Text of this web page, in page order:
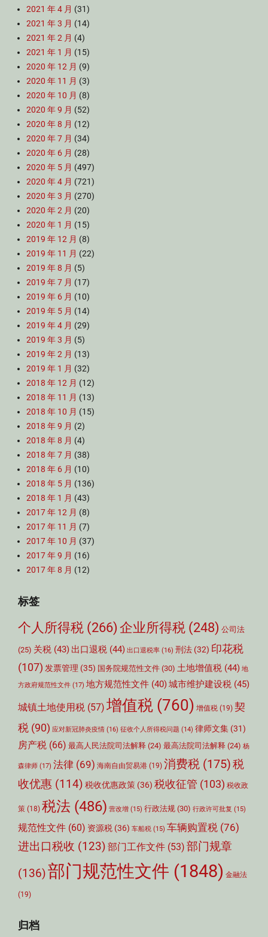
2021 年 4 月 (31)
2021 年 3 月 (14)
2021 年 2 月 (4)
2021 年 1 月 (15)
2020 年 12 月 (9)
2020 年 11 月 (3)
2020 年 10 月 (8)
2020 年 9 月 (52)
2020 年 8 月 (12)
2020 年 7 月 (34)
2020 年 6 月 (28)
2020 年 5 月 (497)
2020 年 4 月 (721)
2020 年 3 月 (270)
2020 年 2 月 (20)
2020 年 1 月 (15)
2019 年 12 月 (8)
2019 年 11 月 (22)
2019 年 8 月 (5)
2019 年 7 月 (17)
2019 年 6 月 (10)
2019 年 5 月 (14)
2019 年 4 月 (29)
2019 年 3 月 (5)
2019 年 2 月 (13)
2019 年 1 月 (32)
2018 年 12 月 (12)
2018 年 11 月 (13)
2018 年 10 月 (15)
2018 年 9 月 (2)
2018 年 8 月 (4)
2018 年 7 月 (38)
2018 年 6 月 (10)
2018 年 5 月 (136)
2018 年 1 月 (43)
2017 年 12 月 (8)
2017 年 11 月 (7)
2017 年 10 月 (37)
2017 年 9 月 (16)
2017 年 8 月 (12)
标签
个人所得税 (266) 企业所得税 (248) 公司法
(25) 关税 (43) 出口退税 (44) 出口退税率 (16) 刑法 (32) 印花税
(107) 发票管理 (35) 国务院规范性文件 (30) 土地增值税 (44) 地
方政府规范性文件 (17) 地方规范性文件 (40)城市维护建设税 (45)
城镇土地使用税 (57) 增值税 (760) 增值税 (19) 契
税 (90) 应对新冠肺炎疫情 (16) 征收个人所得税问题 (14) 律师文集 (31)
房产税 (66) 最高人民法院司法解释 (24) 最高法院司法解释 (24) 杨
森律师 (17) 法律 (69) 海南自由贸易港 (19) 消费税 (175)税
收优惠 (114) 税收优惠政策 (36) 税收征管 (103) 税收政
策 (18) 税法 (486) 营改增 (15) 行政法规 (30) 行政许可批复 (15)
规范性文件 (60) 资源税 (36) 车船税 (15) 车辆购置税 (76)
进出口税收 (123) 部门工作文件 (53) 部门规章
(136)部门规范性文件 (1848) 金融法
(19)
归档